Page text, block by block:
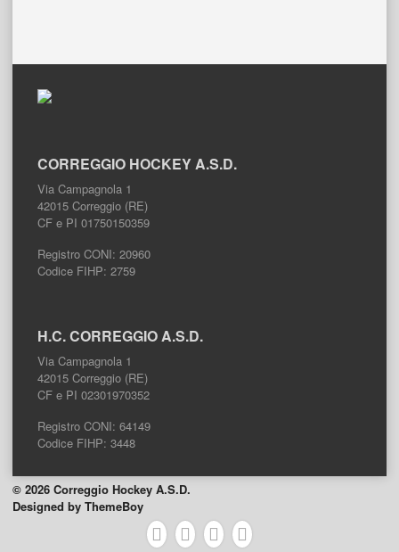
CORREGGIO HOCKEY A.S.D.
Via Campagnola 1
42015 Correggio (RE)
CF e PI 01750150359
Registro CONI: 20960
Codice FIHP: 2759
H.C. CORREGGIO A.S.D.
Via Campagnola 1
42015 Correggio (RE)
CF e PI 02301970352
Registro CONI: 64149
Codice FIHP: 3448
© 2026 Correggio Hockey A.S.D.
Designed by ThemeBoy